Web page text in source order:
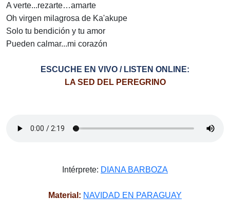
A verte...rezarte…amarte
Oh virgen milagrosa de Ka'akupe
Solo tu bendición y tu amor
Pueden calmar...mi corazón
ESCUCHE EN VIVO / LISTEN ONLINE:
LA SED DEL PEREGRINO
Intérprete: DIANA BARBOZA
Material: NAVIDAD EN PARAGUAY